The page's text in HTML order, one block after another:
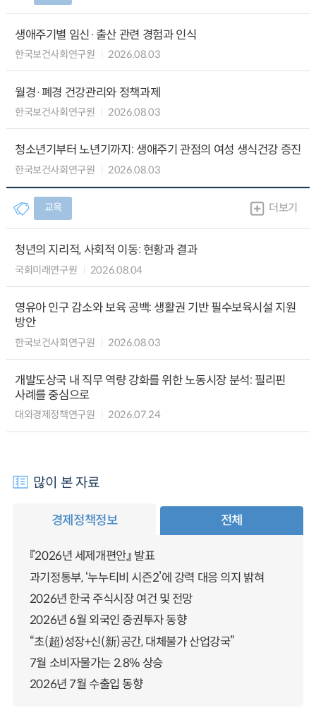
생애주기별 임신·출산 관련 경험과 인식
한국보건사회연구원 2026.08.03
월경·폐경 건강관리와 정책과제
한국보건사회연구원 2026.08.03
청소년기부터 노년기까지: 생애주기 관점의 여성 생식건강 증진
한국보건사회연구원 2026.08.03
교육 더보기
청년의 지리적, 사회적 이동: 현황과 결과
국회미래연구원 2026.08.04
영유아 인구 감소와 보육 공백: 생활권 기반 필수보육시설 지원
방안
한국보건사회연구원 2026.08.03
개발도상국 내 직무 역량 강화를 위한 노동시장 분석: 필리핀
사례를 중심으로
대외경제정책연구원 2026.07.24
많이 본 자료
경제정책정보 전체
『2026년 세제개편안』 발표
과기정통부, ‘누누티비 시즌2’에 강력 대응 의지 밝혀
2026년 한국 주식시장 여건 및 전망
2026년 6월 외국인 증권투자 동향
“초(超)성장+신(新)공간, 대체불가 산업강국”
7월 소비자물가는 2.8% 상승
2026년 7월 수출입 동향